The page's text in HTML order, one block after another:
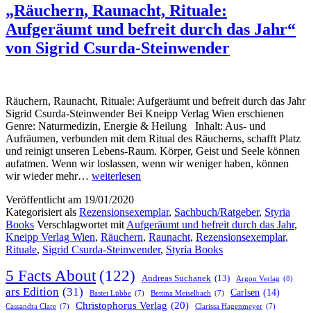
„Räuchern, Raunacht, Rituale:
Aufgeräumt und befreit durch das Jahr“
von Sigrid Csurda-Steinwender
Räuchern, Raunacht, Rituale: Aufgeräumt und befreit durch das Jahr
Sigrid Csurda-Steinwender Bei Kneipp Verlag Wien erschienen
Genre: Naturmedizin, Energie & Heilung Inhalt: Aus- und
Aufräumen, verbunden mit dem Ritual des Räucherns, schafft Platz
und reinigt unseren Lebens-Raum. Körper, Geist und Seele können
aufatmen. Wenn wir loslassen, wenn wir weniger haben, können
wir wieder mehr… „Räuchern,
Rituale:
Aufgeräumt
und
befreit
durch
Jahr“
von
Sigrid
weiterlesen
Veröffentlicht am 19/01/2020
Kategorisiert als Rezensionsexemplar, Sachbuch/Ratgeber, Styria
Books Verschlagwortet mit Aufgeräumt und befreit durch das Jahr,
Kneipp Verlag Wien, Räuchern, Raunacht, Rezensionsexemplar,
Rituale, Sigrid Csurda-Steinwender, Styria Books
5 Facts About (122) Andreas Suchanek (13) Argon Verlag (8)
ars Edition (31) Bastei Lübbe (7) Bettina Meiselbach (7) Carlsen (14)
Cassandra Clare (7) Christophorus Verlag (20) Clarissa Hagenmeyer (7)